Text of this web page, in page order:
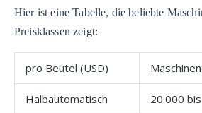
Hier ist eine Tabelle, die beliebte
Preisklassen zeigt:
pro Beutel (USD)
Halbautomatisch 20.000